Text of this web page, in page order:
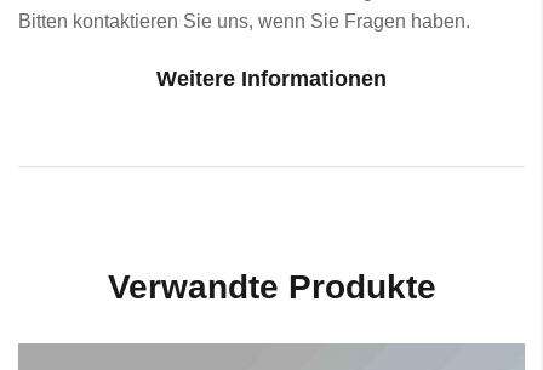
Bitten kontaktieren Sie uns, wenn Sie Fragen haben.
Weitere Informationen
Verwandte Produkte